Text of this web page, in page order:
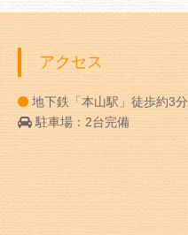
アクセス
地下鉄「本山駅」徒歩約3分
駐車場：2台完備